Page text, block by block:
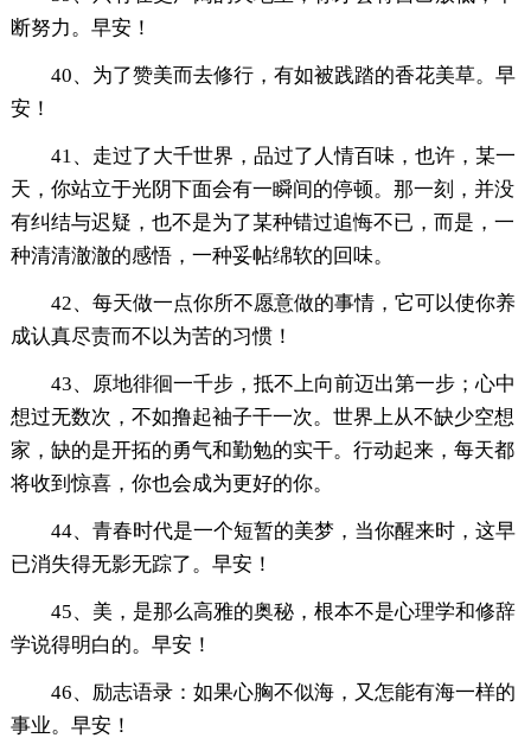
断努力。早安！
40、为了赞美而去修行，有如被践踏的香花美草。早
安！
41、走过了大千世界，品过了人情百味，也许，某一
天，你站立于光阴下面会有一瞬间的停顿。那一刻，并没
有纠结与迟疑，也不是为了某种错过追悔不已，而是，一
种清清澈澈的感悟，一种妥帖绵软的回味。
42、每天做一点你所不愿意做的事情，它可以使你养
成认真尽责而不以为苦的习惯！
43、原地徘徊一千步，抵不上向前迈出第一步；心中
想过无数次，不如撸起袖子干一次。世界上从不缺少空想
家，缺的是开拓的勇气和勤勉的实干。行动起来，每天都
将收到惊喜，你也会成为更好的你。
44、青春时代是一个短暂的美梦，当你醒来时，这早
已消失得无影无踪了。早安！
45、美，是那么高雅的奥秘，根本不是心理学和修辞
学说得明白的。早安！
46、励志语录：如果心胸不似海，又怎能有海一样的
事业。早安！